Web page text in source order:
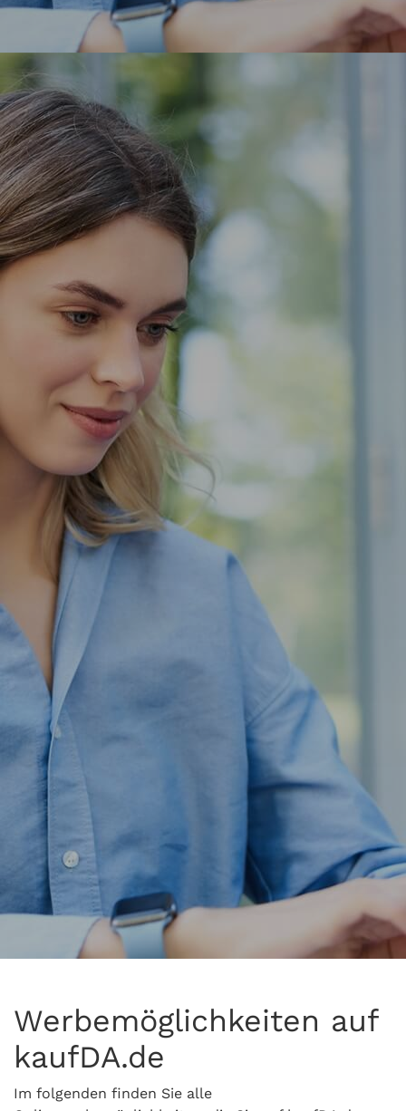
Werbemöglichkeiten auf
kaufDA.de
Im folgenden finden Sie alle